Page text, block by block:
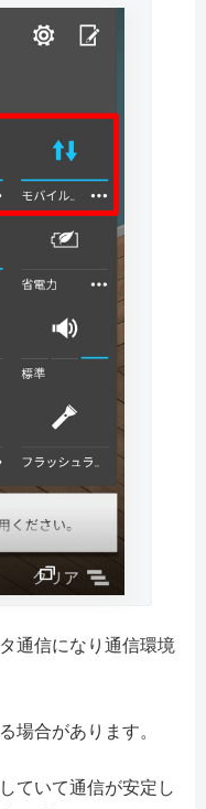
通信になり通信環境
場合があります。
ていて通信が安定し